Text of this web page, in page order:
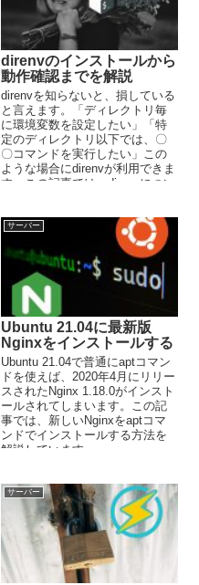
direnvのインストールから
動作確認までを解説
direnvを知らないと、損している
と言えます。「ディレクトリ毎
に環境変数を設定したい」「特
定のディレクトリ以下では、〇
〇コマンドを実行したい」この
ような場合にdirenvが利用できま
す。この記事では、direnvについ
サーバー
Ubuntu 21.04に最新版
Nginxをインストールする
Ubuntu 21.04で普通にaptコマン
ドを使えば、2020年4月にリリー
スされたNginx 1.18.0がインスト
ールされてしまいます。この記
事では、新しいNginxをaptコマ
ンドでインストールする方法を
解説しています。
サーバー